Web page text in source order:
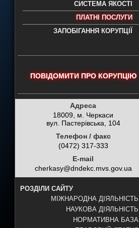
науково-дослідний експертно-
- проведення всих видів судових
експертиз
СИСТЕМА ЯКОСТІ
ПЛАТНІ ПОСЛУГИ
ЗАПОБІГАННЯ КОРУПЦІЇ
ПОВІДОМИТИ ПРО КОРУПЦІЮ
Адреса
18009, м. Черкаси
вул. Пастерівська, 104
Телефон / факс
(0472) 317-333
E-mail
cherkasy@dndekc.mvs.gov.ua
РОЗДІЛИ САЙТУ
МІЖНАРОДНА ДІЯЛЬНІСТЬ
НАУКОВА ДІЯЛЬНІСТЬ
НОРМАТИВНА БАЗА